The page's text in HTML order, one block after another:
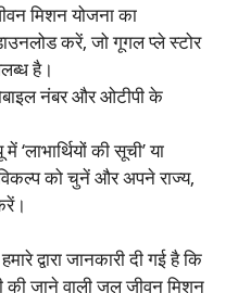
मिशन योजना का
करें, जो गूगल प्ले स्टोर
है।
नंबर और ओटीपी के
की सूची’ या
को चुनें और अपने राज्य,
द्वारा जानकारी दी गई है कि
की जाने वाली जल जीवन मिशन